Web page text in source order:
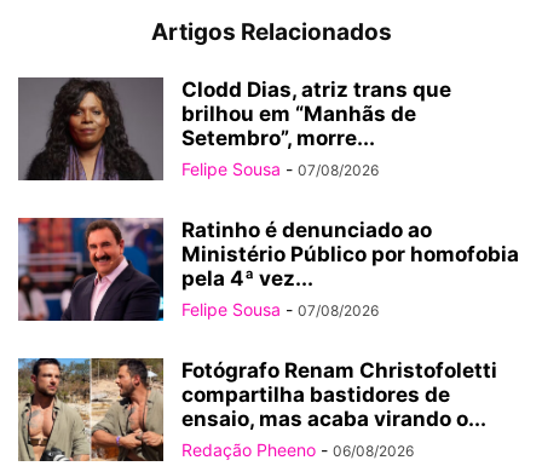
Artigos Relacionados
Clodd Dias, atriz trans que
brilhou em “Manhãs de
Setembro”, morre...
Felipe Sousa - 07/08/2026
Ratinho é denunciado ao
Ministério Público por homofobia
pela 4ª vez...
Felipe Sousa - 07/08/2026
Fotógrafo Renam Christofoletti
compartilha bastidores de
ensaio, mas acaba virando o...
Redação Pheeno - 06/08/2026